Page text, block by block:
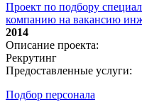
Проект по подбору
компанию на вакансию
2014
Описание проекта:
Рекрутинг
Предоставленные услуги:
Подбор персонала